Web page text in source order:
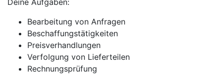
Deine Aufgaben:
Bearbeitung von Anfragen
Beschaffungstätigkeiten
Preisverhandlungen
Verfolgung von Lieferteilen
Rechnungsprüfung